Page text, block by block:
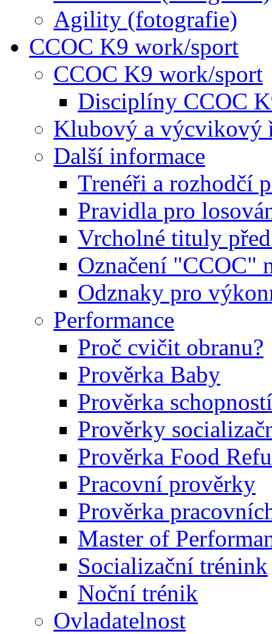
Agility (fotografie)
CCOC K9 work/sport
CCOC K9 work/sport
Disciplíny CCOC
Klubový a výcvikový
Další informace
Trenéři a rozhodčí
Pravidla pro
Vrcholné tituly
Označení "CCOC"
Odznaky pro
Performance
Proč cvičit obranu?
Prověrka Baby
Prověrka
Prověrky
Prověrka Food
Pracovní prověrky
Prověrka
Master of
Socializační trénink
Noční trénik
Ovladatelnost